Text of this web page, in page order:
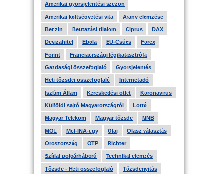
Amerikai gyorsjelentési szezon
Amerikai költségvetési vita Arany elemzése
Benzin Beutazási tilalom Ciprus DAX
Devizahitel Ebola EU-Csúcs Forex
Forint Franciaországi légikatasztrófa
Gazdasági összefoglaló Gyorsjelentés
Heti tőzsdei összefoglaló Internetadó
Iszlám Állam Kereskedési ötlet Koronavírus
Külföldi sajtó Magyarországról Lottó
Magyar Telekom Magyar tőzsde MNB
MOL Mol-INA-ügy Olaj Olasz választás
Oroszország OTP Richter
Szíriai polgárháború Technikai elemzés
Tőzsde - Heti összefoglaló Tőzsdenyitás